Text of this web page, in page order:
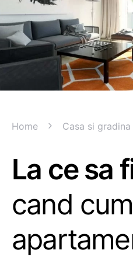
Home Casa si gradina
La ce sa
cand